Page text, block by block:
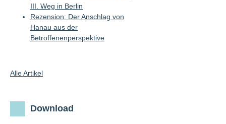
III. Weg in Berlin
Rezension: Der Anschlag von
Hanau aus der
Betroffenenperspektive
Alle Artikel
Download